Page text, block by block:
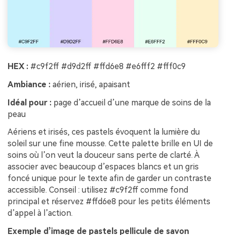
HEX : #c9f2ff #d9d2ff #ffd6e8 #e6fff2 #fff0c9
Ambiance : aérien, irisé, apaisant
Idéal pour : page d’accueil d’une marque de soins de la
peau
Aériens et irisés, ces pastels évoquent la lumière du
soleil sur une fine mousse. Cette palette brille en UI de
soins où l’on veut la douceur sans perte de clarté. À
associer avec beaucoup d’espaces blancs et un gris
foncé unique pour le texte afin de garder un contraste
accessible. Conseil : utilisez #c9f2ff comme fond
principal et réservez #ffd6e8 pour les petits éléments
d’appel à l’action.
Exemple d’image de pastels pellicule de savon